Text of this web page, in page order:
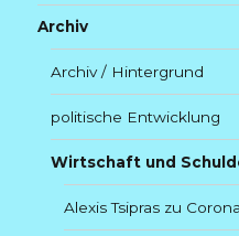
Archiv
Archiv / Hintergrund
politische Entwicklung
Wirtschaft und
Alexis Tsipras zu